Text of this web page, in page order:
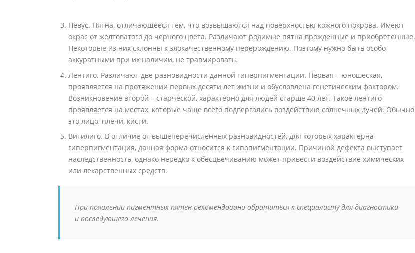
Невус. Пятна, отличающееся тем, что возвышаются над поверхностью кожного покрова. Имеют
окрас от желтоватого до черного цвета. Различают родимые пятна врожденные и приобретенные.
Некоторые из них склонны к злокачественному перерождению. Поэтому нужно быть особо
аккуратными при их наличии, не травмировать.
Лентиго. Различают две разновидности данной гиперпигментации. Первая – юношеская,
проявляется на протяжении первых десяти лет жизни и обусловлена генетическим фактором.
Возникновение второй – старческой, характерно для людей старше 40 лет. Такое лентиго
проявляется на местах, которые чаще всего подвергались воздействию солнечных лучей. Обычно
это лицо, плечи, кисти.
Витилиго. В отличие от вышеперечисленных разновидностей, для которых характерна
гиперпигментация, данная форма относится к гипопигментации. Причиной дефекта выступает
наследственность, однако нередко к обесцвечиванию может привести воздействие химических
или лекарственных средств.
При появлении пигментных пятен рекомендовано обратиться к специалисту для диагностики
и последующего лечения.